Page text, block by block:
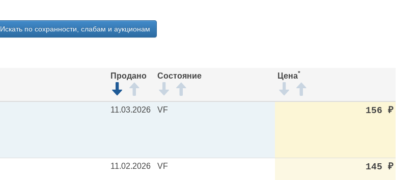
Искать по сохранности, слабам и аукционам
Продано Состояние Цена*
11.03.2026 VF 156 ₽
11.02.2026 VF 145 ₽